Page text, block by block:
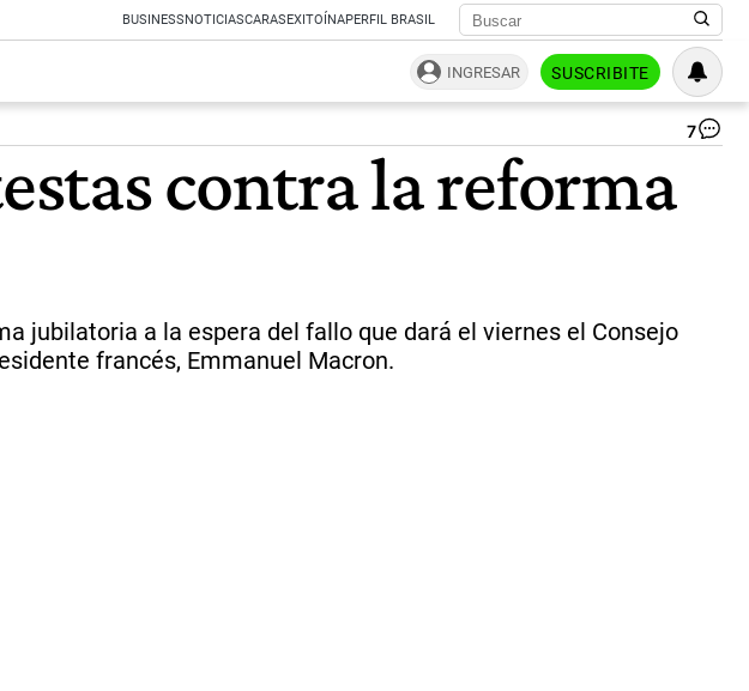
BUSINESSNOTICIASCARASEXITOÍNAPERFIL BRASIL
INGRESAR SUSCRIBITE
7
contra la reforma
jubilatoria a la espera del fallo que dará el viernes el Consejo
francés, Emmanuel Macron.